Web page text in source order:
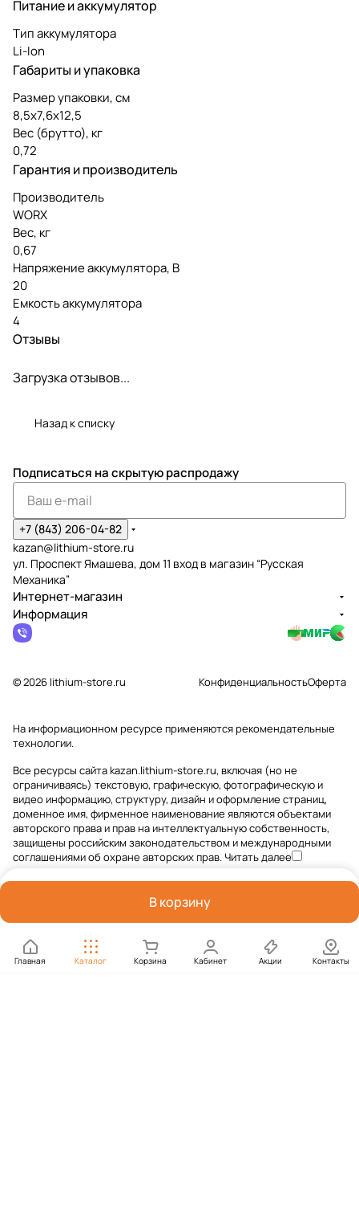
Питание и аккумулятор
Тип аккумулятора
Li-Ion
Габариты и упаковка
Размер упаковки, см
8,5x7,6x12,5
Вес (брутто), кг
0,72
Гарантия и производитель
Производитель
WORX
Вес, кг
0,67
Напряжение аккумулятора, В
20
Емкость аккумулятора
4
Отзывы
Загрузка отзывов...
Назад к списку
В корзину
Главная Каталог Корзина Кабинет Акции Контакты
Подписаться на скрытую распродажу
+7 (843) 206-04-82
kazan@lithium-store.ru
ул. Проспект Ямашева, дом 11 вход в магазин “Русская
Механика”
Интернет-магазин
Информация
© 2026 lithium-store.ru КонфиденциальностьОферта
На информационном ресурсе применяютсярекомендательные
технологии.
Все ресурсы сайта kazan.lithium-store.ru, включая (но не
ограничиваясь) текстовую, графическую, фотографическую и
видео информацию, структуру, дизайн и оформление страниц,
доменное имя, фирменное наименование являются объектами
авторского права и прав на интеллектуальную собственность,
защищены российским законодательством и международными
соглашениями об охране авторских прав.Читать далее